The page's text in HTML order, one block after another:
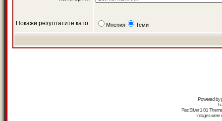
Покажи резултатите като: Мнения Теми
Powered by
RedSilver 1.01
Images were